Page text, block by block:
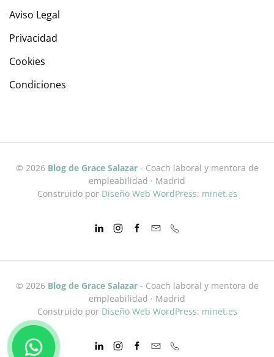
Aviso Legal
Privacidad
Cookies
Condiciones
© 2026 Blog de Grace Salazar- Coach laboral y mentora de
empleabilidad · Madrid
Construido por Diseño Web WordPress: minet.es
© 2026 Blog de Grace Salazar- Coach laboral y mentora de
empleabilidad · Madrid
Construido por Diseño Web WordPress: minet.es